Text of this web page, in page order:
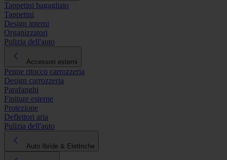
Tappetini bagagliaio
Tappetini
Design interni
Organizzatori
Pulizia dell'auto
Accessori esterni
Penne ritocco carrozzeria
Design carrozzeria
Parafanghi
Finiture esterne
Protezione
Deflettori aria
Pulizia dell'auto
Auto Ibride & Elettriche